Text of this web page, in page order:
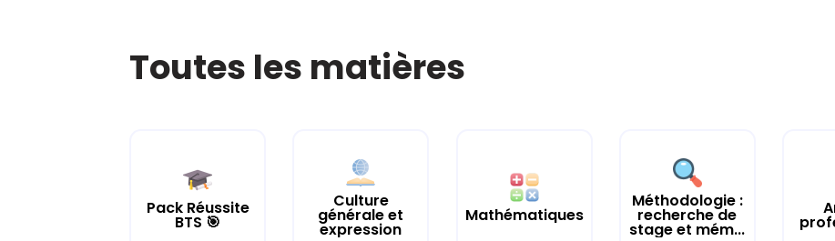
Toutes les matières
Pack Réussite
BTS 🎯
Culture
générale et
expression
Mathématiques
Méthodologie :
recherche de
stage et mém...